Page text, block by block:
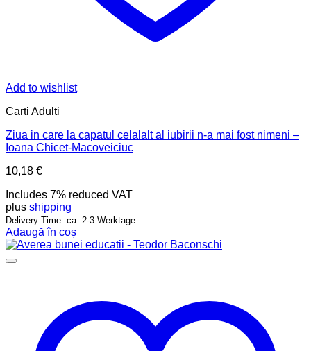
Add to wishlist
Carti Adulti
Ziua in care la capatul celalalt al iubirii n-a mai fost nimeni –
Ioana Chicet-Macoveiciuc
10,18 €
Includes 7% reduced VAT
plus shipping
Delivery Time: ca. 2-3 Werktage
Adaugă în coș